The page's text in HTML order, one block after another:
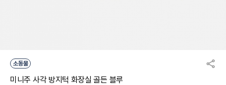
소동물
미니주 사각 방지턱 화장실 골든 블루